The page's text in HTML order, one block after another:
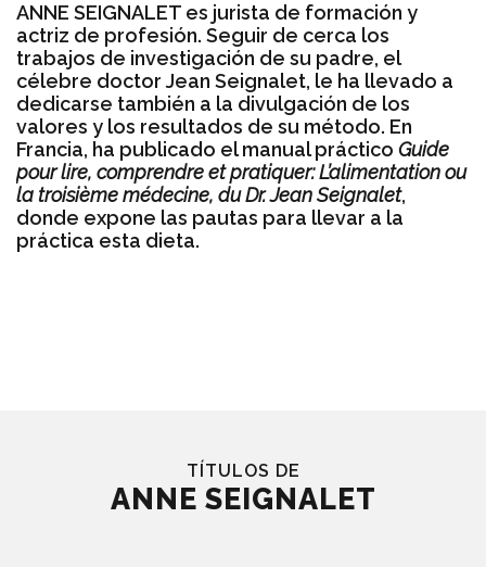
ANNE SEIGNALET es jurista de formación y
actriz de profesión. Seguir de cerca los
trabajos de investigación de su padre, el
célebre doctor Jean Seignalet, le ha llevado a
dedicarse también a la divulgación de los
valores y los resultados de su método. En
Francia, ha publicado el manual práctico Guide
pour lire, comprendre et pratiquer: L’alimentation ou
la troisième médecine, du Dr. Jean Seignalet,
donde expone las pautas para llevar a la
práctica esta dieta.
TÍTULOS DE
ANNE SEIGNALET